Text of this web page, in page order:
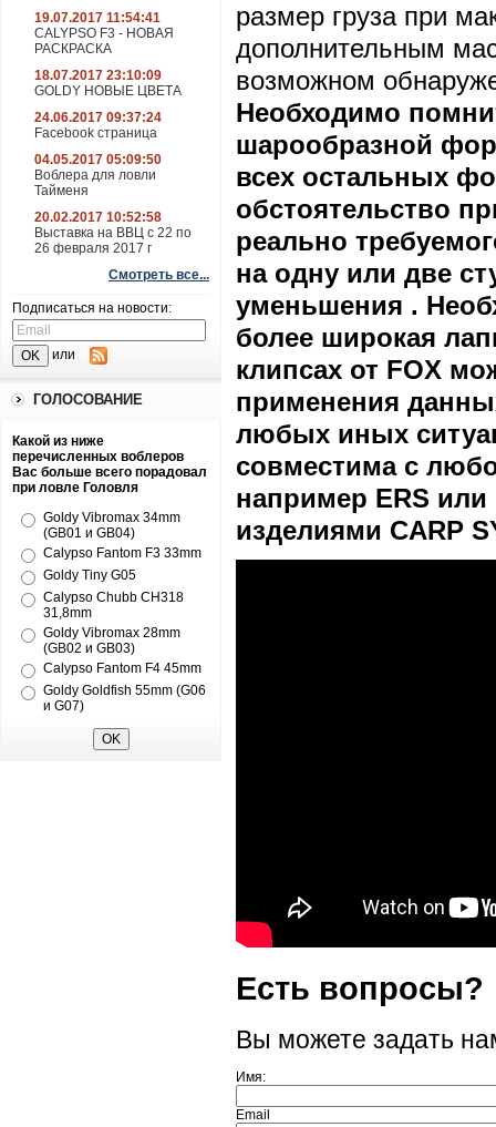
19.07.2017 11:54:41
CALYPSO F3 - НОВАЯ
РАСКРАСКА
18.07.2017 23:10:09
GOLDY НОВЫЕ ЦВЕТА
24.06.2017 09:37:24
Facebook страница
04.05.2017 05:09:50
Воблера для ловли
Тайменя
20.02.2017 10:52:58
Выставка на ВВЦ с 22 по
26 февраля 2017 г
Смотреть все...
Подписаться на новости:
или
ГОЛОСОВАНИЕ
Какой из ниже
перечисленных воблеров
Вас больше всего порадовал
при ловле Головля
Goldy Vibromax 34mm
(GB01 и GB04)
Calypso Fantom F3 33mm
Goldy Tiny G05
Calypso Chubb CH318
31,8mm
Goldy Vibromax 28mm
(GB02 и GB03)
Calypso Fantom F4 45mm
Goldy Goldfish 55mm (G06
и G07)
размер груза при
дополнительным
возможном
Необходимо
шарообразной
всех остальных
обстоятельство
реально
на одну или две
уменьшения .
более широкая
клипсах от FOX
применения
любых иных
совместима с
например ERS
изделиями CARP
Есть вопросы?
Вы можете задать
Имя:
Email